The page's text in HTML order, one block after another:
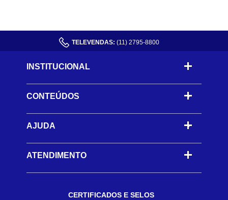
TELEVENDAS: (11) 2795-8800
INSTITUCIONAL
CONTEÚDOS -
AJUDA -
ATENDIMENTO
CERTIFICADOS E SELOS